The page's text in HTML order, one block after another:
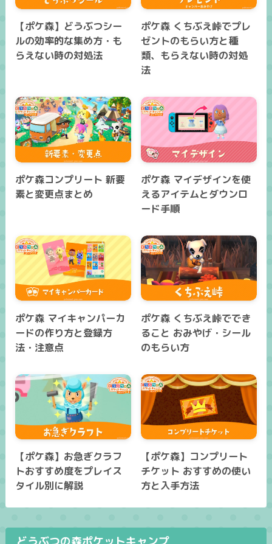
【ポケ森】どうぶつシー
ルの効率的な集め方・も
らえない時の対処法
ポケ森 くちぶえ峠でプレ
ゼントのもらい方と種
類、もらえない時の対処
法
ポケ森コンプリート 新要
素と変更点まとめ
ポケ森 マイデザインを使
えるアイテムとダウンロ
ード手順
ポケ森 マイキャンパーカ
ードの作り方と登録方
法・注意点
ポケ森 くちぶえ峠ででき
ること おみやげ・シール
のもらい方
【ポケ森】お急ぎクラフ
トおすすめ度をプレイス
タイル別に解説
【ポケ森】コンプリート
チケット おすすめの使い
方と入手方法